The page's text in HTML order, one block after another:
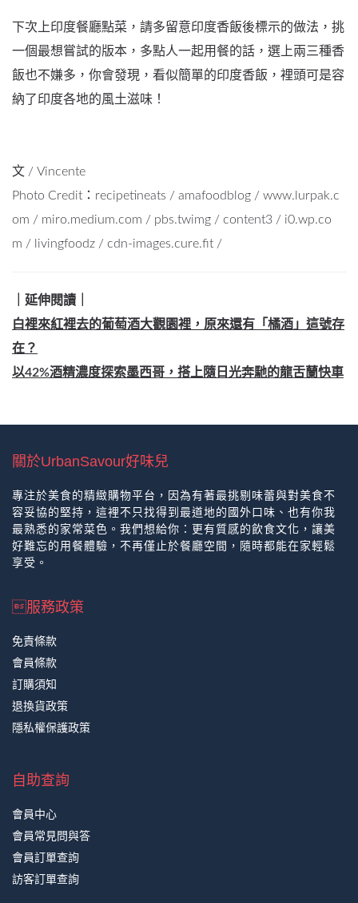
下次上印度餐廳點菜，請多留意印度香飯後標示的做法，挑
一個最想嘗試的版本，多點人一起用餐的話，選上兩三種香
飯也不嫌多，你會發現，看似簡單的印度香飯，裡頭可是容
納了印度各地的風土滋味！
文 / Vincente
Photo Credit： recipetineats / amafoodblog / www.lurpak.c
om / miro.medium.com / pbs.twimg / content3 / i0.wp.co
m / livingfoodz / cdn-images.cure.fit /
｜延伸閱讀｜
白裡來紅裡去的葡萄酒大觀園裡，原來還有「橘酒」這號存
在？
以42%酒精濃度探索墨西哥，搭上隨日光奔馳的龍舌蘭快車
關於UrbanSavour好味兒
專注於美食的精緻購物平台，因為有著最挑剔味蕾與對美食不
容妥協的堅持，這裡不只找得到最道地的國外口味、也有你我
最熟悉的家常菜色。我們想給你：更有質感的飲食文化，讓美
好難忘的用餐體驗，不再僅止於餐廳空間，隨時都能在家輕鬆
享受。
服務政策
免責條款
會員條款
訂購須知
退換貨政策
隱私權保護政策
自助查詢
會員中心
會員常見問與答
會員訂單查詢
訪客訂單查詢